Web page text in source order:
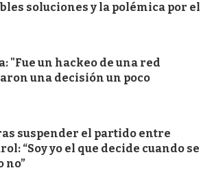
soluciones y la polémica por el
"Fue un hackeo de una red
una decisión un poco
suspender el partido entre
“Soy yo el que decide cuando se
no”